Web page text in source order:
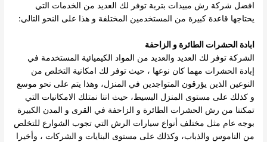
افضل شركة رش مبيدات بتربة توفر لك العديد من الخدمات التي
يحتاجها قاعدة كبيرة من المستخدمين المختلفة و هذا على النحو التالي:
ابادة الحشرات الطائرة و الزاحفة
الشركة توفر لك العديد والعديد من المواد الكيميائية المستخدمة في
إبادة الحشرات مهما كان نوعها ، حيث توفر لك امكانية التخلص من
النوعين الذين يؤرقون المتواجدين في المنزل، وهذا يتم على نحو موسع
و كذلك على مستوى المنزل البسيط، حيث اننا نمتلك الامكانيات التي
تمكننا من رش الحشرات الطائرة و الزاحفة في القرى و المدن الكبيرة
بوجه عام مثل مختلف أنواع سيارات الرش التي تجوب الشوارع للتخلص
من الناموس والذباب، وكذلك على مستوى البنايات و الشركات ، وأخيرا